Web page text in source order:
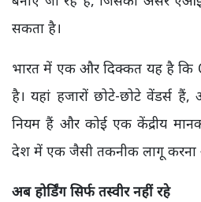
सकता है।
भारत में एक और दिक्कत यह है कि
है। यहां हजारों छोटे-छोटे वेंडर्स
नियम हैं और कोई एक केंद्रीय
देश में एक जैसी तकनीक लागू करना
अब होर्डिंग सिर्फ तस्वीर नहीं रहे